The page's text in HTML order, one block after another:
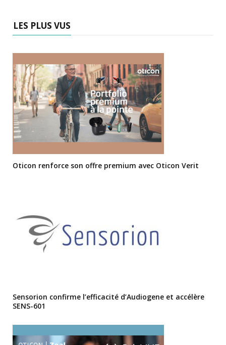
LES PLUS VUS
Oticon renforce son offre premium avec Oticon Verit
Sensorion confirme l’efficacité d’Audiogene et accélère
SENS-601